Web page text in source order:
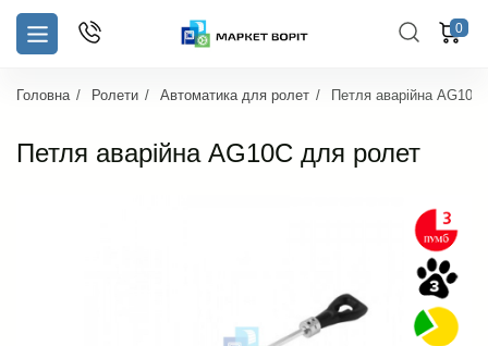
0
Головна Ролети Автоматика для ролет Петля аварійна
Петля аварійна AG10C для ролет